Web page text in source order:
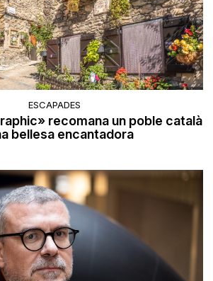
ESCAPADES
recomana un poble català
bellesa encantadora